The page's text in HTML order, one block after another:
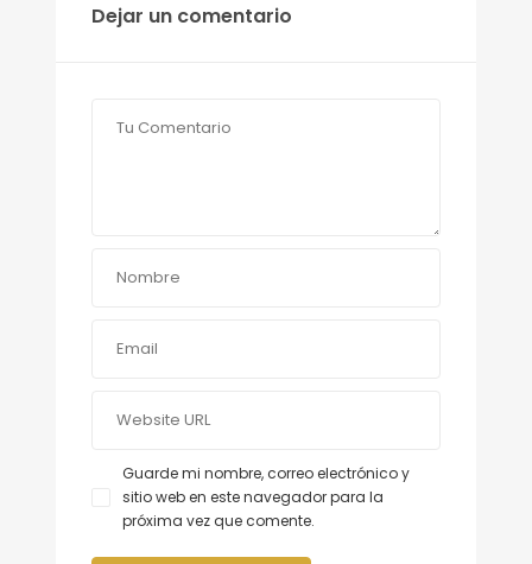
Dejar un comentario
Guarde mi nombre, correo electrónico y
sitio web en este navegador para la
próxima vez que comente.